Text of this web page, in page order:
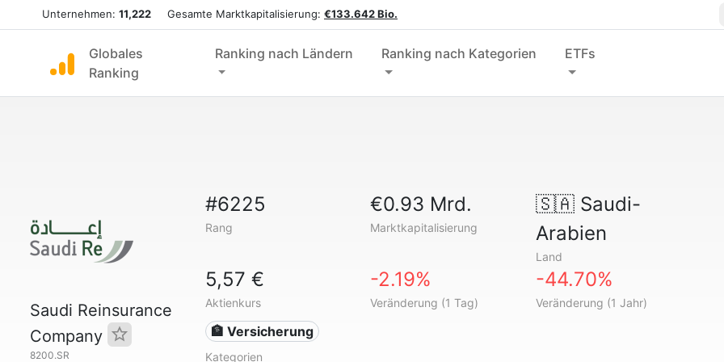
Unternehmen: 11,222 Gesamte Marktkapitalisierung: €133.642 Bio.
Globales
Ranking
Ranking nach Ländern Ranking nach Kategorien ETFs
Saudi Reinsurance
Company
8200.SR
#6225
Rang
€0.93 Mrd.
Marktkapitalisierung
🇸🇦Saudi-
Arabien
Land
5,57 €
Aktienkurs
-2.19%
Veränderung (1 Tag)
-44.70%
Veränderung (1 Jahr)
🏦 Versicherung
Kategorien